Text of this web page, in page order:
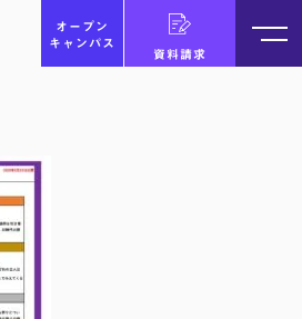
オープン
キャンパス
資料請求